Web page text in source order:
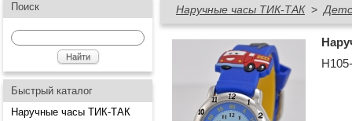
Поиск
Быстрый каталог
Наручные часы ТИК-ТАК
Наручные часы ТИК-ТАК>